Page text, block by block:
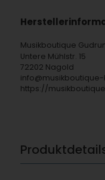
Musikboutique
Untere Mühlstr. 15
72202 Nagold
https://